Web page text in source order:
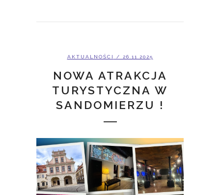
AKTUALNOŚCI / 26.11.2025
NOWA ATRAKCJA
TURYSTYCZNA W
SANDOMIERZU !